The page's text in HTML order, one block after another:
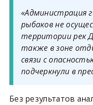
«Администрация
рыбаков не
территории рек
также в зоне
связи с
подчеркнули в
Без результатов